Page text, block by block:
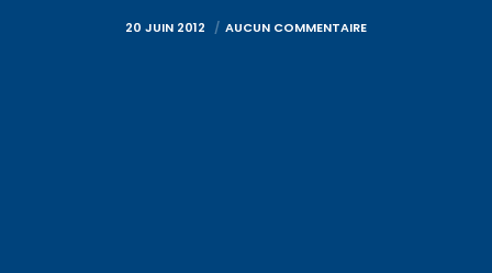
20 JUIN 2012 AUCUN COMMENTAIRE